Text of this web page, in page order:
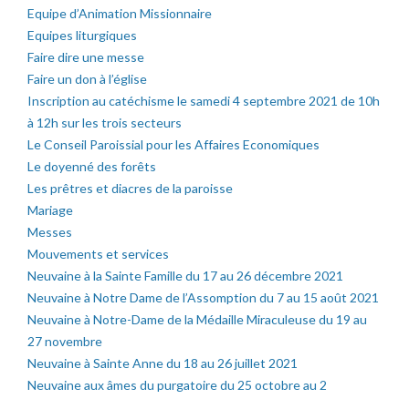
Equipe d’Animation Missionnaire
Equipes liturgiques
Faire dire une messe
Faire un don à l’église
Inscription au catéchisme le samedi 4 septembre 2021 de 10h
à 12h sur les trois secteurs
Le Conseil Paroissial pour les Affaires Economiques
Le doyenné des forêts
Les prêtres et diacres de la paroisse
Mariage
Messes
Mouvements et services
Neuvaine à la Sainte Famille du 17 au 26 décembre 2021
Neuvaine à Notre Dame de l’Assomption du 7 au 15 août 2021
Neuvaine à Notre-Dame de la Médaille Miraculeuse du 19 au
27 novembre
Neuvaine à Sainte Anne du 18 au 26 juillet 2021
Neuvaine aux âmes du purgatoire du 25 octobre au 2